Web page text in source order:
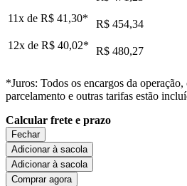
11x de R$ 41,30*
R$ 454,34
12x de R$ 40,02* R$ 480,27
*Juros: Todos os encargos da
parcelamento e outras tarifas estão
Calcular frete e prazo
Fechar
Adicionar à sacola
Adicionar à sacola
Comprar agora